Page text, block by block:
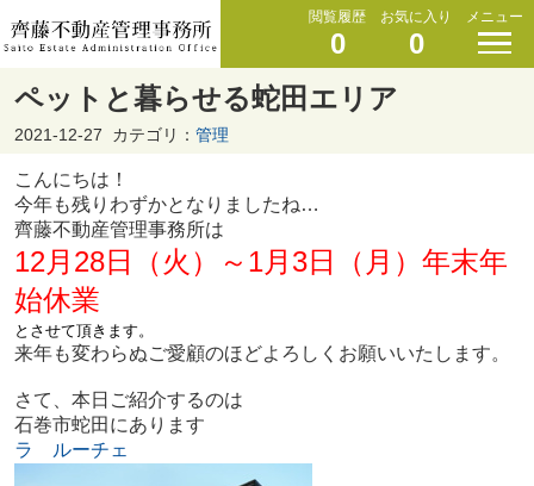
閲覧履歴
0
お気に入り
0
メニュー
ペットと暮らせる蛇田エリア
2021-12-27 カテゴリ： 管理
こんにちは！
今年も残りわずかとなりましたね…
齊藤不動産管理事務所は
12月28日（火）～1月3日（月）年末年
始休業
とさせて頂きます。
来年も変わらぬご愛顧のほどよろしくお願いいたします。
さて、本日ご紹介するのは
石巻市蛇田にあります
ラ ルーチェ